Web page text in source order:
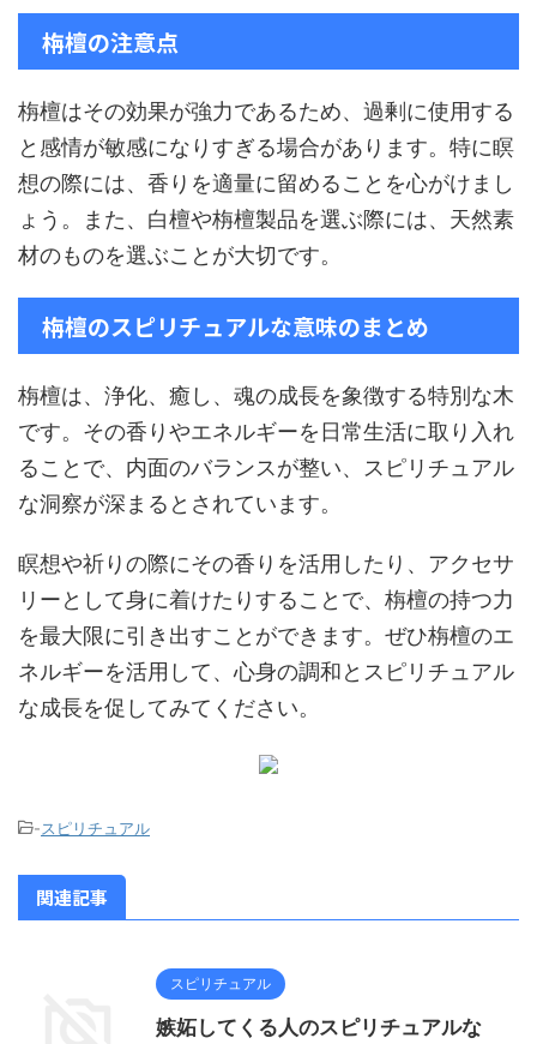
栴檀の注意点
栴檀はその効果が強力であるため、過剰に使用する
と感情が敏感になりすぎる場合があります。特に瞑
想の際には、香りを適量に留めることを心がけまし
ょう。また、白檀や栴檀製品を選ぶ際には、天然素
材のものを選ぶことが大切です。
栴檀のスピリチュアルな意味のまとめ
栴檀は、浄化、癒し、魂の成長を象徴する特別な木
です。その香りやエネルギーを日常生活に取り入れ
ることで、内面のバランスが整い、スピリチュアル
な洞察が深まるとされています。
瞑想や祈りの際にその香りを活用したり、アクセサ
リーとして身に着けたりすることで、栴檀の持つ力
を最大限に引き出すことができます。ぜひ栴檀のエ
ネルギーを活用して、心身の調和とスピリチュアル
な成長を促してみてください。
-スピリチュアル
関連記事
スピリチュアル
嫉妬してくる人のスピリチュアルな